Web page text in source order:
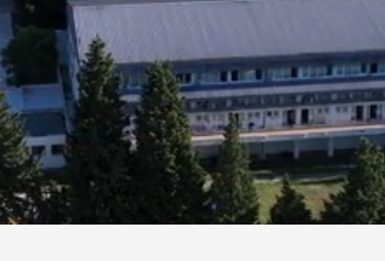
DETALJNIJE